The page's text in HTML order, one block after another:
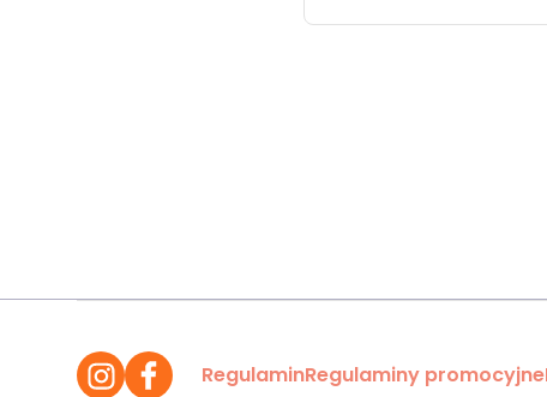
RegulaminRegulaminy promocyjne